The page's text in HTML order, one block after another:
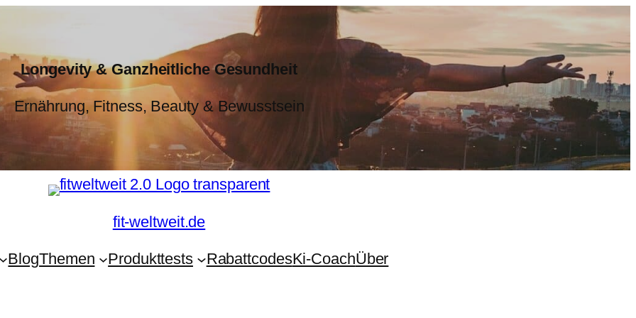
Longevity & Ganzheitliche Gesundheit
Ernährung, Fitness, Beauty & Bewusstsein
fit-weltweit.de
BlogThemen Produkttests RabattcodesKi-CoachÜber